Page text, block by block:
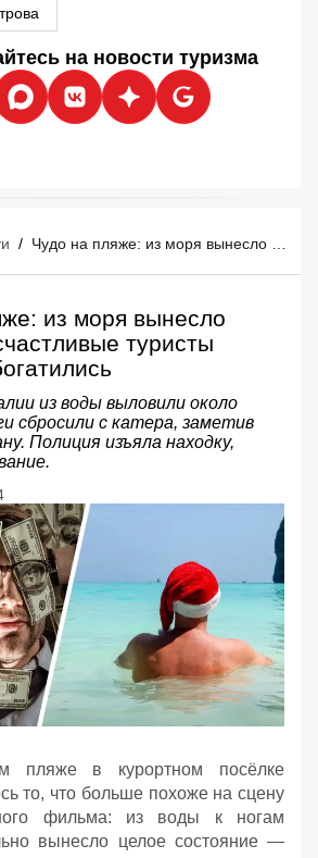
на новости туризма
/
из моря вынесло
туристы
из воды выловили около
сбросили с катера, заметив
Полиция изъяла находку,
пляже в курортном посёлке
то, что больше похоже на сцену
фильма: из воды к ногам
вынесло целое состояние —